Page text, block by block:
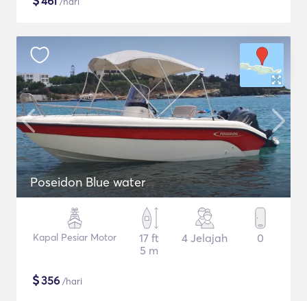
Poseidon Blue water
Kapal Pesiar Motor
17 ft
5 m
4 Jelajah 0
$356 /hari